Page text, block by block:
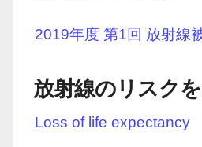
2019年度 第1回 放射線
放射線のリスク
Loss of life expectancy